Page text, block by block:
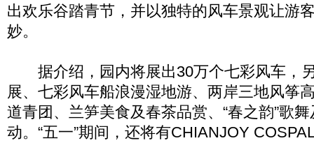
出欢乐谷踏青节，并以独特的风车景观让游
妙。
据介绍，园内将展出30万个七彩风车，
展、七彩风车船浪漫湿地游、两岸三地风筝
道青团、兰笋美食及春茶品赏、“春之韵”歌
动。“五一”期间，还将有CHIANJOY